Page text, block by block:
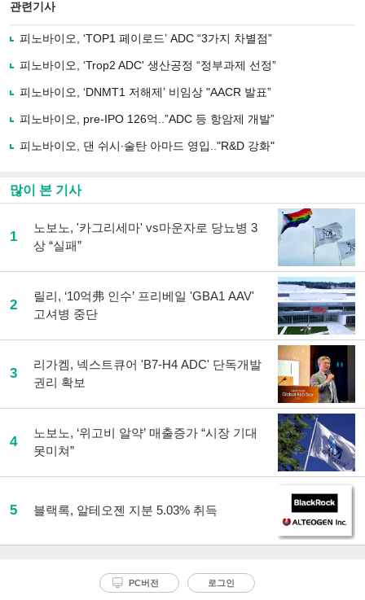
로
기
사
유
기
관련기사
피노바이오, ‘TOP1 페이로드’ ADC “3가지 차별점”
피노바이오, ‘Trop2 ADC' 생산공정 “정부과제 선정”
피노바이오, ‘DNMT1 저해제’ 비임상 "AACR 발표”
피노바이오, pre-IPO 126억..”ADC 등 항암제 개발”
피노바이오, 댄 쉬시∙술탄 아마드 영입.."R&D 강화"
많이 본 기사
1
노보노, '카그리세마' vs마운자로 당뇨병 3
상 “실패”
2
릴리, ‘10억弗 인수’ 프리베일 'GBA1 AAV'
고셔병 중단
3
리가켐, 넥스트큐어 'B7-H4 ADC' 단독개발
권리 확보
4
노보노, ‘위고비 알약’ 매출증가 “시장 기대
못미쳐”
5 블랙록, 알테오젠 지분 5.03% 취득
PC버전 로그인